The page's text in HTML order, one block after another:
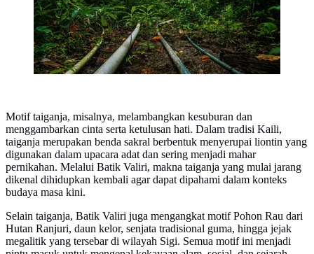
Motif taiganja, misalnya, melambangkan kesuburan dan
menggambarkan cinta serta ketulusan hati. Dalam tradisi Kaili,
taiganja merupakan benda sakral berbentuk menyerupai liontin yang
digunakan dalam upacara adat dan sering menjadi mahar
pernikahan. Melalui Batik Valiri, makna taiganja yang mulai jarang
dikenal dihidupkan kembali agar dapat dipahami dalam konteks
budaya masa kini.
Selain taiganja, Batik Valiri juga mengangkat motif Pohon Rau dari
Hutan Ranjuri, daun kelor, senjata tradisional guma, hingga jejak
megalitik yang tersebar di wilayah Sigi. Semua motif ini menjadi